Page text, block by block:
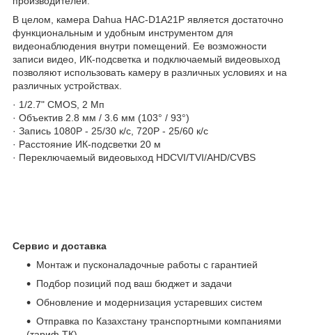
В целом, камера Dahua HAC-D1A21P является достаточно
функциональным и удобным инструментом для
видеонаблюдения внутри помещений. Ее возможности
записи видео, ИК-подсветка и подключаемый видеовыход
позволяют использовать камеру в различных условиях и на
различных устройствах.
· 1/2.7" CMOS, 2 Мп
· Объектив 2.8 мм / 3.6 мм (103° / 93°)
· Запись 1080P - 25/30 к/с, 720P - 25/60 к/с
· Расстояние ИК-подсветки 20 м
· Переключаемый видеовыход HDCVI/TVI/AHD/CVBS
Сервис и доставка
Монтаж и пусконаладочные работы с гарантией
Подбор позиций под ваш бюджет и задачи
Обновление и модернизация устаревших систем
Отправка по Казахстану транспортными компаниями